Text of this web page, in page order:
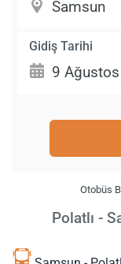
Gidiş Tarihi
Otobüs
Polatlı -